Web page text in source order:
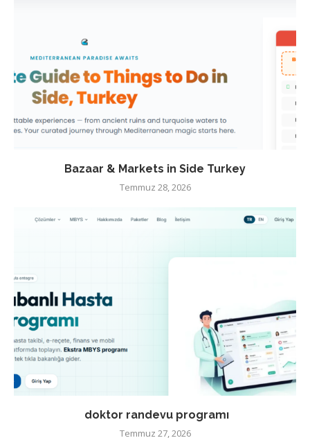
Bazaar & Markets in Side Turkey
Temmuz 28, 2026
doktor randevu programı
Temmuz 27, 2026